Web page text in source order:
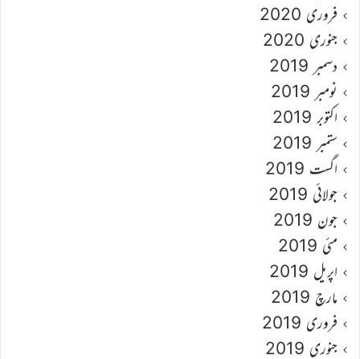
فروری 2020
جنوری 2020
دسمبر 2019
نومبر 2019
اکتوبر 2019
ستمبر 2019
اگست 2019
جولائی 2019
جون 2019
مئی 2019
اپریل 2019
مارچ 2019
فروری 2019
جنوری 2019